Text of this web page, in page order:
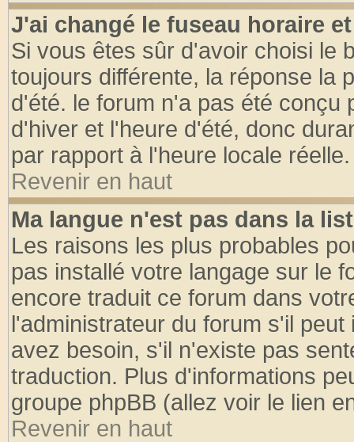
J'ai changé le fuseau horaire
Si vous êtes sûr d'avoir choisi le
toujours différente, la réponse la
d'été. le forum n'a pas été conçu
d'hiver et l'heure d'été, donc
par rapport à l'heure locale réelle.
Revenir en haut
Ma langue n'est pas dans la
Les raisons les plus probables
pas installé votre langage sur le
encore traduit ce forum dans
l'administrateur du forum s'il
avez besoin, s'il n'existe pas
traduction. Plus d'informations
groupe phpBB (allez voir le lien
Revenir en haut